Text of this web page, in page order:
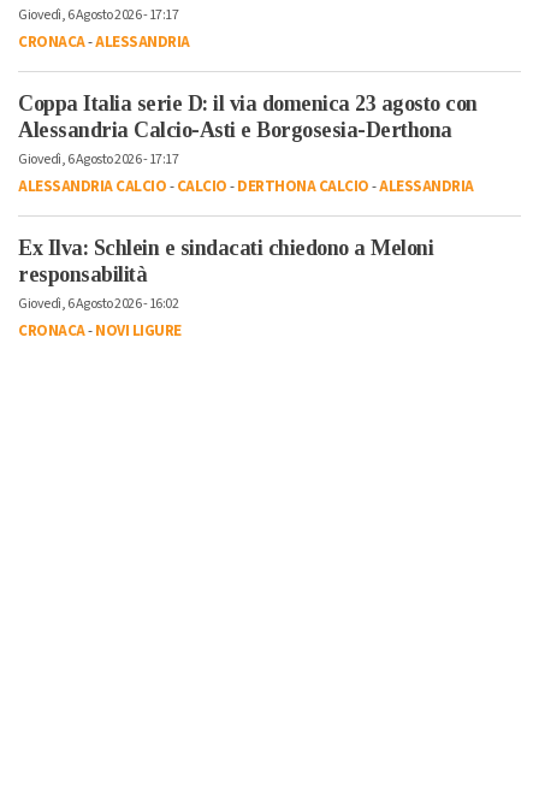
Giovedì, 6 Agosto 2026 - 17:17
CRONACA-ALESSANDRIA
Coppa Italia serie D: il via domenica 23 agosto con
Alessandria Calcio-Asti e Borgosesia-Derthona
Giovedì, 6 Agosto 2026 - 17:17
ALESSANDRIA CALCIO-CALCIO-DERTHONA CALCIO-ALESSANDRIA
Ex Ilva: Schlein e sindacati chiedono a Meloni
responsabilità
Giovedì, 6 Agosto 2026 - 16:02
CRONACA-NOVI LIGURE